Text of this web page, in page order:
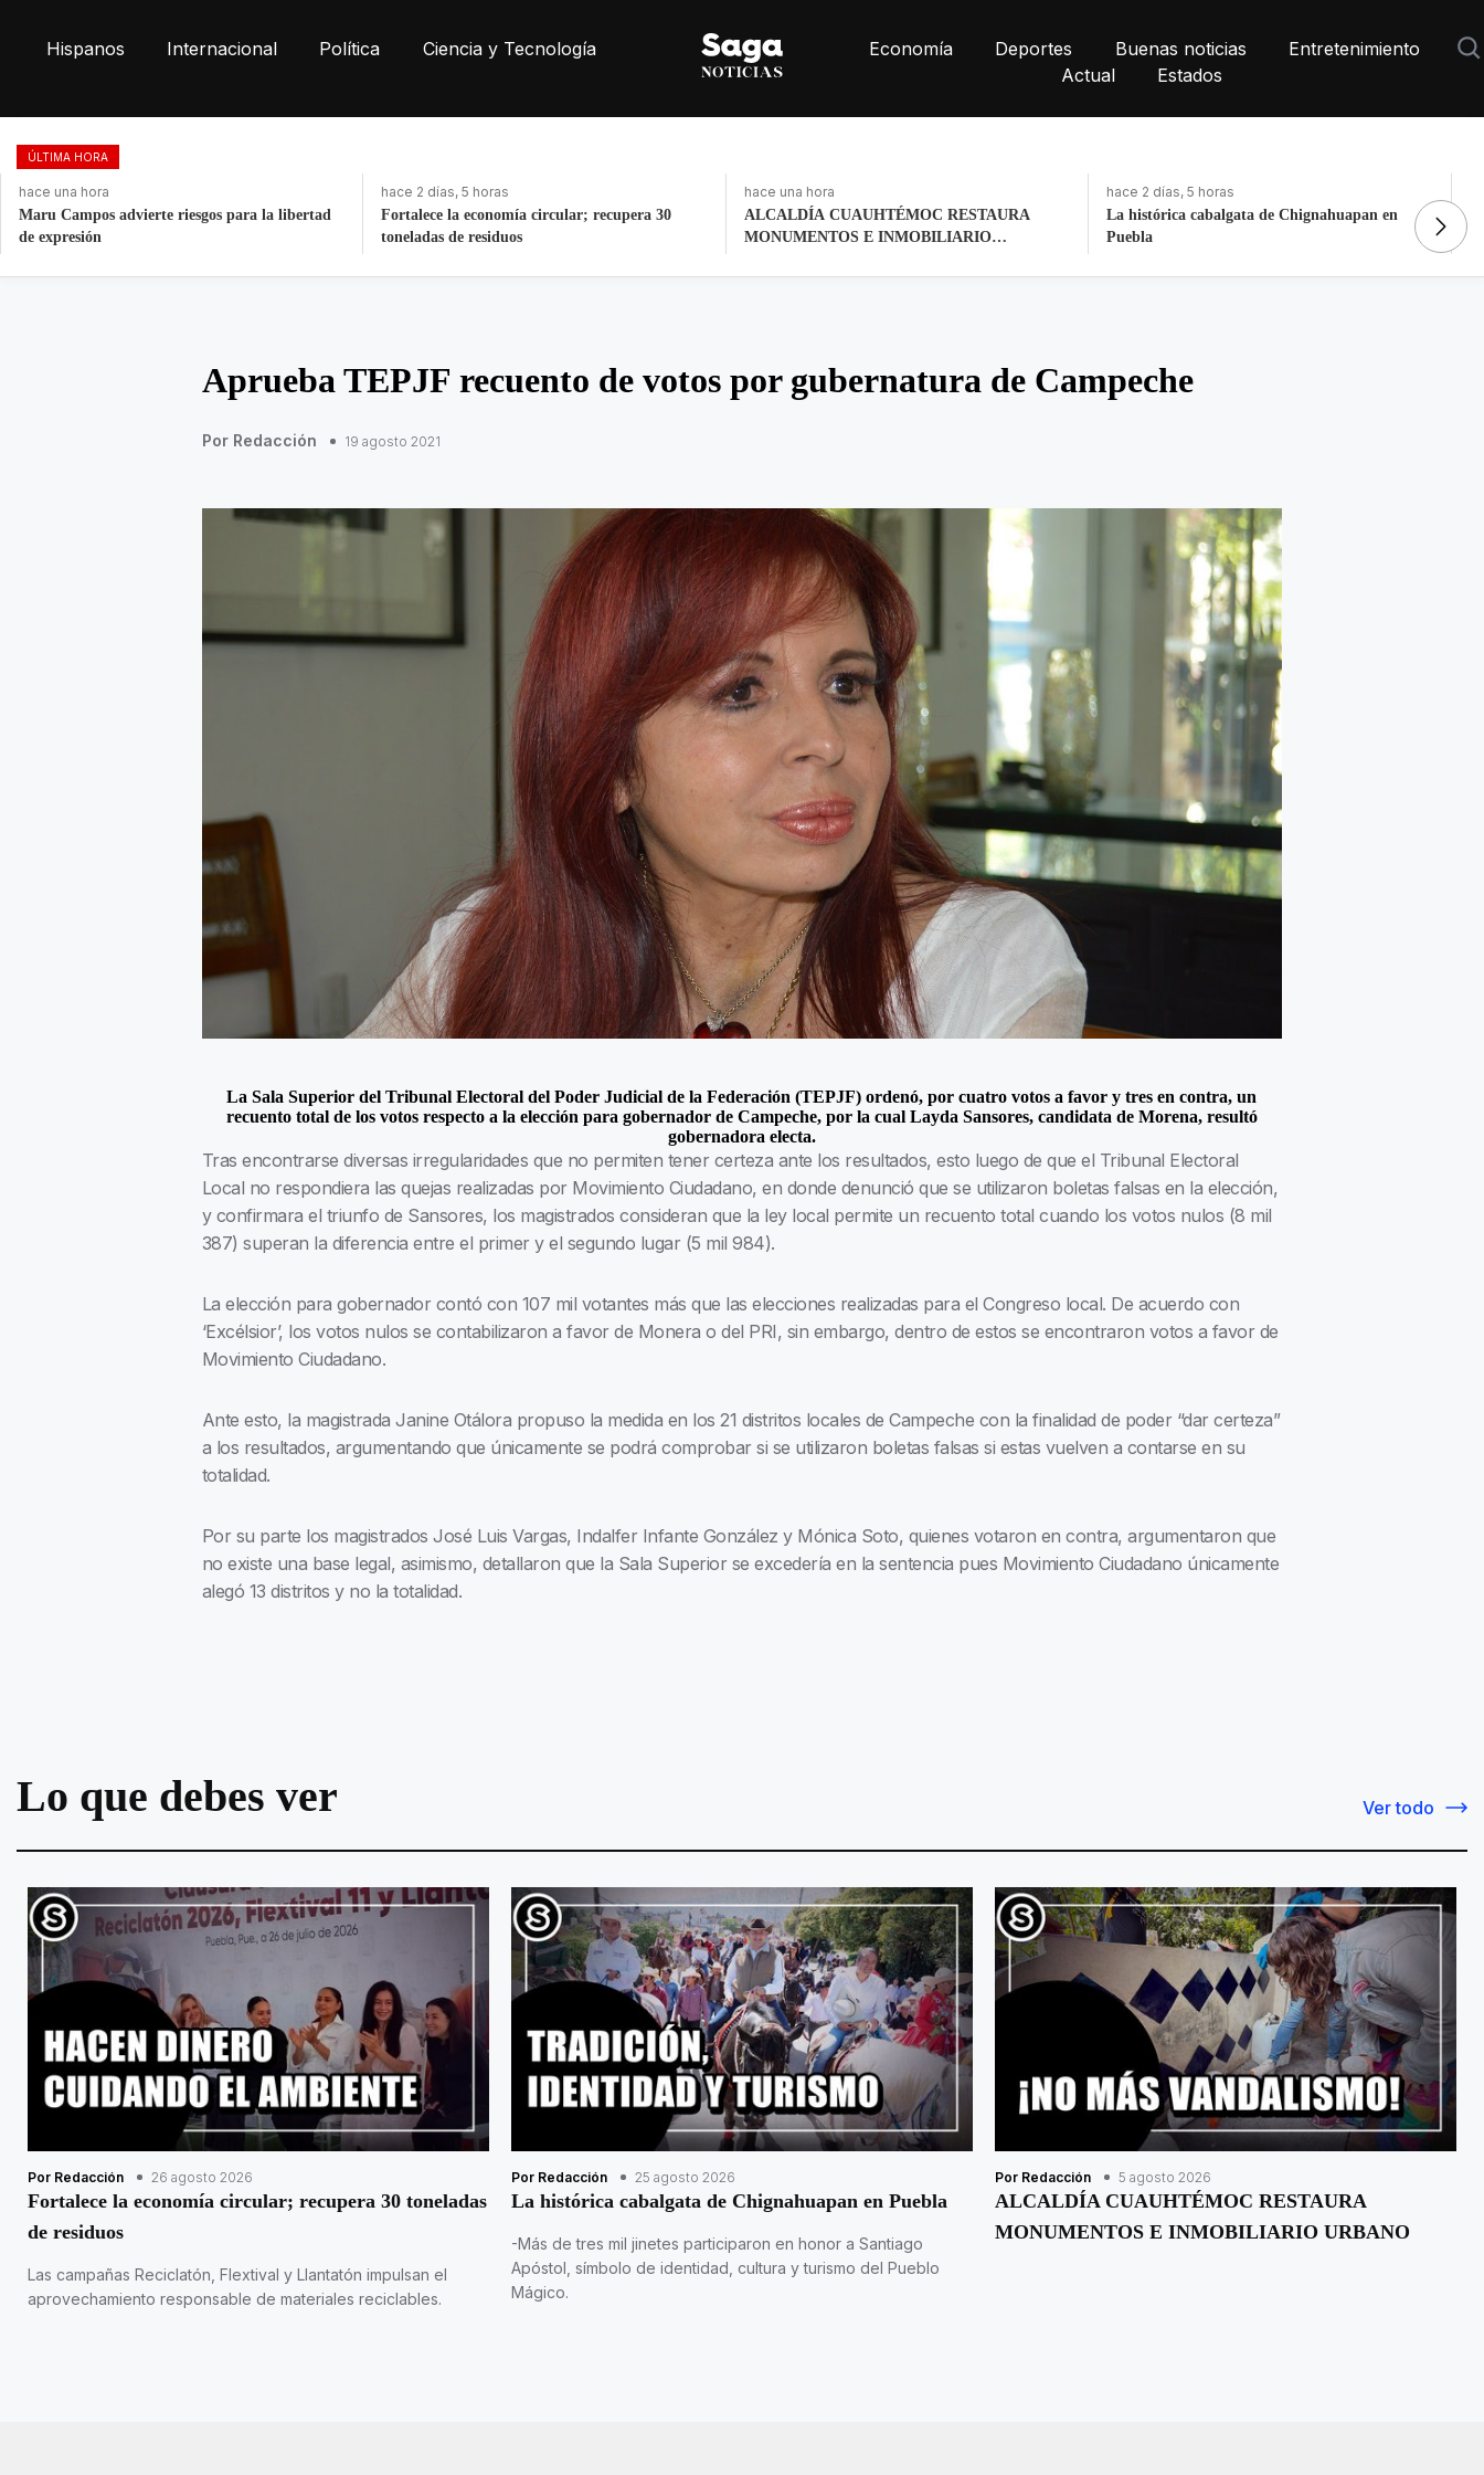
Hispanos Internacional Política Ciencia y Tecnología Economía Deportes Buenas noticias
Entretenimiento
Actual
Estados
ÚLTIMA HORA
hace una hora
Maru Campos advierte riesgos para la libertad
de expresión
hace 2 días, 5 horas
Fortalece la economía circular; recupera 30
toneladas de residuos
hace una hora
ALCALDÍA CUAUHTÉMOC RESTAURA
MONUMENTOS E INMOBILIARIO
hace 2 días, 5 horas
La histórica cabalgata de Chignahuapan en
Puebla
Aprueba TEPJF recuento de votos por gubernatura de Campeche
Por Redacción 19 agosto 2021
La Sala Superior del Tribunal Electoral del Poder Judicial de la Federación (TEPJF) ordenó, por cuatro votos a favor y tres en contra, un
recuento total de los votos respecto a la elección para gobernador de Campeche, por la cual Layda Sansores, candidata de Morena, resultó
gobernadora electa.
Tras encontrarse diversas irregularidades que no permiten tener certeza ante los resultados, esto luego de que el Tribunal Electoral
Local no respondiera las quejas realizadas por Movimiento Ciudadano, en donde denunció que se utilizaron boletas falsas en la elección,
y confirmara el triunfo de Sansores, los magistrados consideran que la ley local permite un recuento total cuando los votos nulos (8 mil
387) superan la diferencia entre el primer y el segundo lugar (5 mil 984).
La elección para gobernador contó con 107 mil votantes más que las elecciones realizadas para el Congreso local. De acuerdo con
‘Excélsior’, los votos nulos se contabilizaron a favor de Monera o del PRI, sin embargo, dentro de estos se encontraron votos a favor de
Movimiento Ciudadano.
Ante esto, la magistrada Janine Otálora propuso la medida en los 21 distritos locales de Campeche con la finalidad de poder “dar certeza”
a los resultados, argumentando que únicamente se podrá comprobar si se utilizaron boletas falsas si estas vuelven a contarse en su
totalidad.
Por su parte los magistrados José Luis Vargas, Indalfer Infante González y Mónica Soto, quienes votaron en contra, argumentaron que
no existe una base legal, asimismo, detallaron que la Sala Superior se excedería en la sentencia pues Movimiento Ciudadano únicamente
alegó 13 distritos y no la totalidad.
Lo que debes ver Ver todo
Por Redacción 26 agosto 2026
Fortalece la economía circular; recupera 30 toneladas
de residuos
Las campañas Reciclatón, Flextival y Llantatón impulsan el
aprovechamiento responsable de materiales reciclables.
Por Redacción 25 agosto 2026
La histórica cabalgata de Chignahuapan en Puebla
-Más de tres mil jinetes participaron en honor a Santiago
Apóstol, símbolo de identidad, cultura y turismo del Pueblo
Mágico.
Por Redacción 5 agosto 2026
ALCALDÍA CUAUHTÉMOC RESTAURA
MONUMENTOS E INMOBILIARIO URBANO